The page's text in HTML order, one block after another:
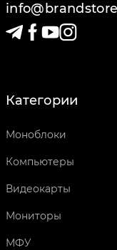
Категории
Моноблоки
Компьютеры
Видеокарты
Мониторы
МФУ